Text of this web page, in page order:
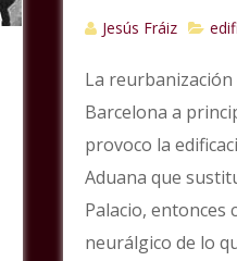
Jesús Fráiz
La
Barcelona a
provoco la
Aduana que
Palacio, entonces
neurálgico de lo